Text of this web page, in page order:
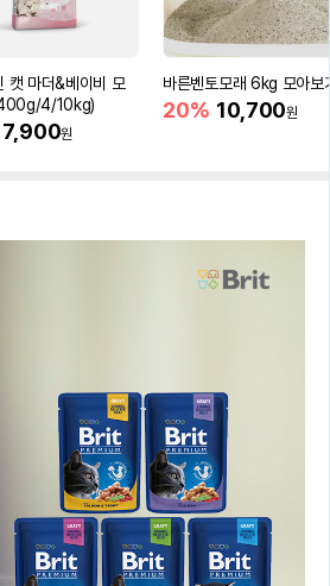
캣 마더&베이비 모
4/10kg)
7,900원
바른벤토모래 6kg 모아보기
20% 10,700원